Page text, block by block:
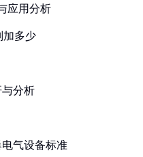
应用分析
加多少
分析
气设备标准